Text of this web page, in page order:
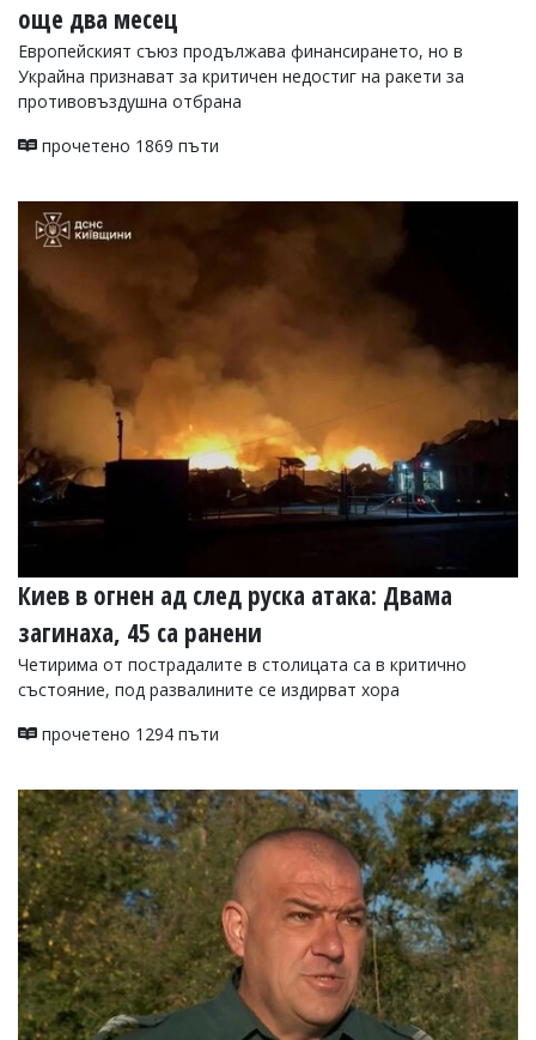
още два месец
Европейският съюз продължава финансирането, но в
Украйна признават за критичен недостиг на ракети за
противовъздушна отбрана
прочетено 1869 пъти
Киев в огнен ад след руска атака: Двама
загинаха, 45 са ранени
Четирима от пострадалите в столицата са в критично
състояние, под развалините се издирват хора
прочетено 1294 пъти